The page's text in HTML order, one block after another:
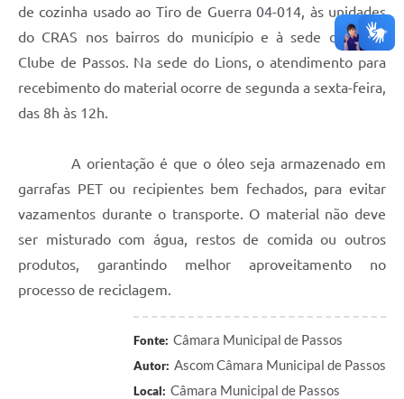
de cozinha usado ao Tiro de Guerra 04-014, às unidades
do CRAS nos bairros do município e à sede do Lions
Clube de Passos. Na sede do Lions, o atendimento para
recebimento do material ocorre de segunda a sexta-feira,
das 8h às 12h.
A orientação é que o óleo seja armazenado em
garrafas PET ou recipientes bem fechados, para evitar
vazamentos durante o transporte. O material não deve
ser misturado com água, restos de comida ou outros
produtos, garantindo melhor aproveitamento no
processo de reciclagem.
Fonte: Câmara Municipal de Passos
Autor: Ascom Câmara Municipal de Passos
Local: Câmara Municipal de Passos